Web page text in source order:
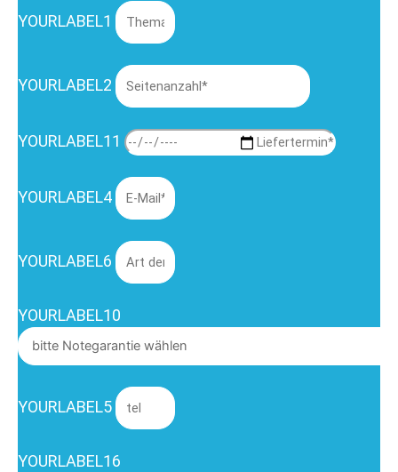
YOURLABEL1
YOURLABEL2
YOURLABEL11
YOURLABEL4
YOURLABEL6
YOURLABEL10
YOURLABEL5
YOURLABEL16